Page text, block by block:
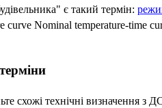
є такий термін:
curve Nominal temperature-time
схожі технічні